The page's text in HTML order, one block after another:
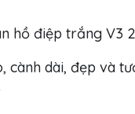
hồ điệp trắng V3
cành dài, đẹp và